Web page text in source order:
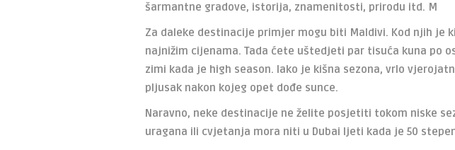
šarmantne gradove, istorija, znamenitosti, prirodu itd. M
Za daleke destinacije primjer mogu biti Maldivi. Kod njih je
najnižim cijenama. Tada ćete uštedjeti par tisuća kuna po
zimi kada je high season. Iako je kišna sezona, vrlo
pljusak nakon kojeg opet dođe sunce.
Naravno, neke destinacije ne želite posjetiti tokom niske
uragana ili cvjetanja mora niti u Dubai ljeti kada je 50